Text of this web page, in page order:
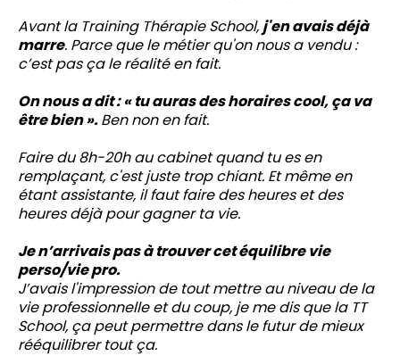
Avant la Training Thérapie School,j'en avais déjà
marre. Parce que le métier qu'on nous a vendu :
c’est pas ça le réalité en fait.
On nous a dit : « tu auras des horaires cool, ça va
être bien ».Ben non en fait.
Faire du 8h-20h au cabinet quand tu es en
remplaçant, c'est juste trop chiant. Et même en
étant assistante, il faut faire des heures et des
heures déjà pour gagner ta vie.
Je n’arrivais pas à trouver cet équilibre vie
perso/vie pro.
J’avais l'impression de tout mettre au niveau de la
vie professionnelle et du coup, je me dis que la TT
School, ça peut permettre dans le futur de mieux
rééquilibrer tout ça.